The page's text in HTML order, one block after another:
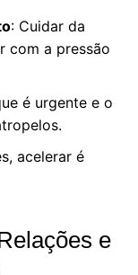
: Cuidar da
com a pressão
é urgente e o
acelerar é
e